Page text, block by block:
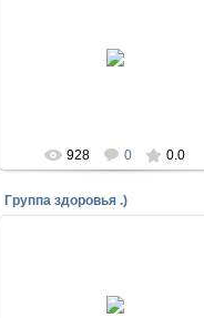
а Роме вот было не слабО .)
928 0 0.0
Группа здоровья .)